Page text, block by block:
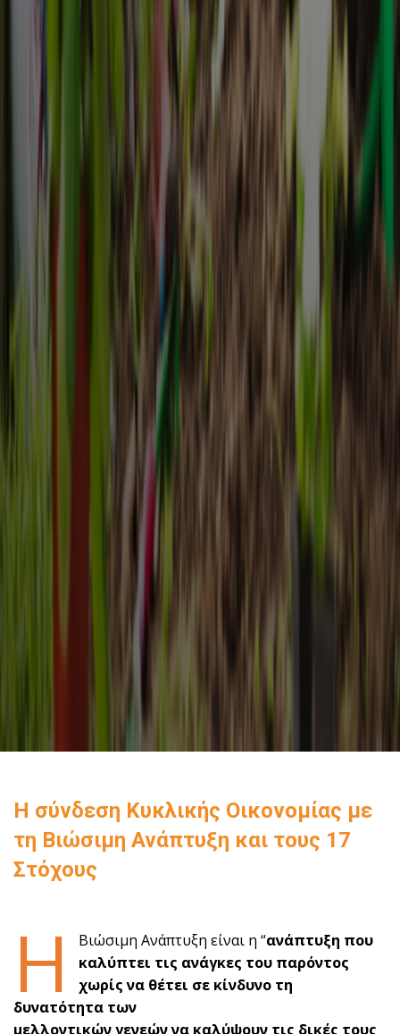
H σύνδεση Κυκλικής Οικονομίας με
τη Βιώσιμη Ανάπτυξη και τους 17
Στόχους
Η Βιώσιμη Ανάπτυξη είναι η “ανάπτυξη που
καλύπτει τις ανάγκες του παρόντος
χωρίς να θέτει σε κίνδυνο τη
δυνατότητα των
μελλοντικών γενεών να καλύψουν τις δικές τους